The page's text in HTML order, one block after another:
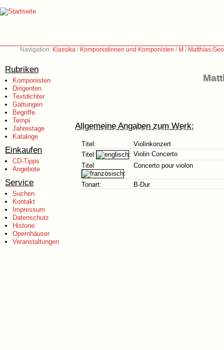
Navigation: Klassika / Komponistinnen und Komponisten / M / Matthias
Rubriken
Komponisten
Dirigenten
Textdichter
Gattungen
Begriffe
Tempi
Jahrestage
Kataloge
Einkaufen
CD-Tipps
Angebote
Service
Suchen
Kontakt
Impressum
Datenschutz
Historie
Opernhäuser
Veranstaltungen
Allgemeine Angaben zum Werk:
Titel:
Violinkonzert
Titel
: Violin Concerto
Titel
:
Concerto pour violon
Tonart: B-Dur